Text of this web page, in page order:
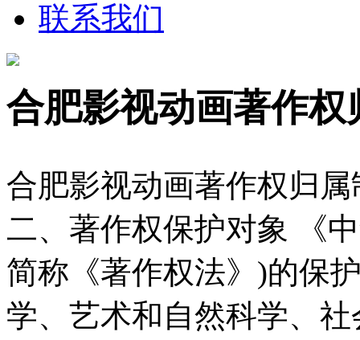
联系我们
合肥影视动画著作权
合肥影视动画著作权归
二、著作权保护对象 《
简称《著作权法》)的保
学、艺术和自然科学、